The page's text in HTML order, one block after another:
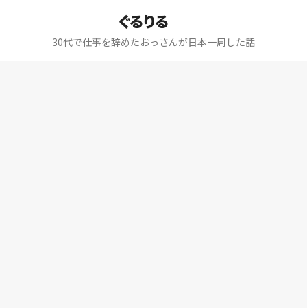
ぐるりる
30代で仕事を辞めたおっさんが日本一周した話